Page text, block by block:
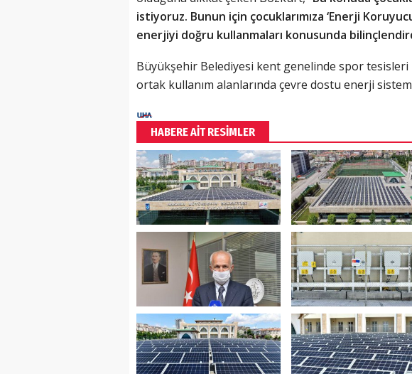
istiyoruz. Bunun için çocuklarımıza ‘Enerji
enerjiyi doğru kullanmaları konusunda
Büyükşehir Belediyesi kent genelinde spor
ortak kullanım alanlarında çevre dostu enerji
HABERE AİT RESİMLER